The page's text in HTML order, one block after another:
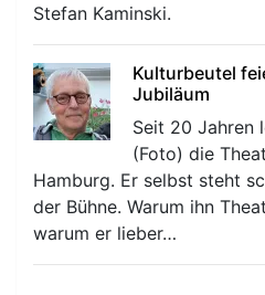
Stefan Kaminski.
Kulturbeutel
Jubiläum
Seit 20 Jahren
(Foto) die
Hamburg. Er selbst steht
der Bühne. Warum ihn
warum er lieber…